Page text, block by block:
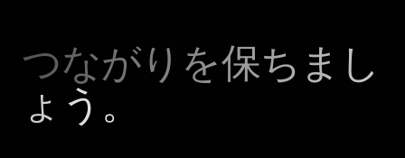
つながりを保ちまし
ょう。